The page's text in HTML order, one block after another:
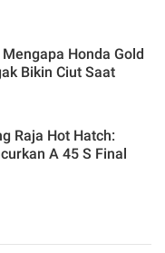
Honda Gold
Bikin Ciut Saat
Raja Hot Hatch:
A 45 S Final